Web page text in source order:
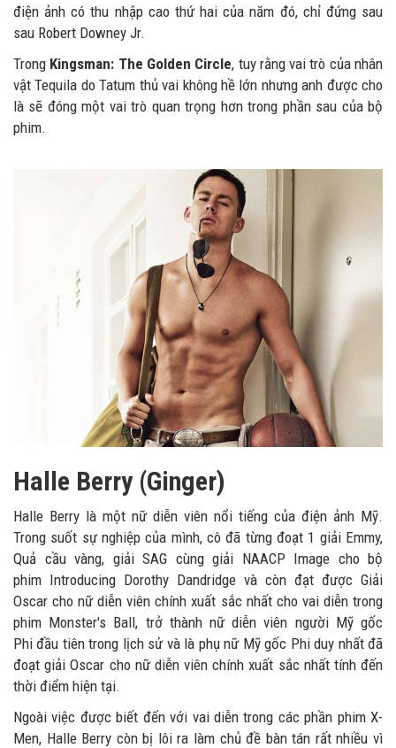
điện ảnh có thu nhập cao thứ hai của năm đó, chỉ đứng sau
sau Robert Downey Jr.
Trong Kingsman: The Golden Circle, tuy rằng vai trò của nhân
vật Tequila do Tatum thủ vai không hề lớn nhưng anh được cho
là sẽ đóng một vai trò quan trọng hơn trong phần sau của bộ
phim.
Halle Berry (Ginger)
Halle Berry là một nữ diễn viên nổi tiếng của điện ảnh Mỹ.
Trong suốt sự nghiệp của mình, cô đã từng đoạt 1 giải Emmy,
Quả cầu vàng, giải SAG cùng giải NAACP Image cho bộ
phim Introducing Dorothy Dandridge và còn đạt được Giải
Oscar cho nữ diễn viên chính xuất sắc nhất cho vai diễn trong
phim Monster's Ball, trở thành nữ diễn viên người Mỹ gốc
Phi đầu tiên trong lịch sử và là phụ nữ Mỹ gốc Phi duy nhất đã
đoạt giải Oscar cho nữ diễn viên chính xuất sắc nhất tính đến
thời điểm hiện tại.
Ngoài việc được biết đến với vai diễn trong các phần phim X-
Men, Halle Berry còn bị lôi ra làm chủ đề bàn tán rất nhiều vì